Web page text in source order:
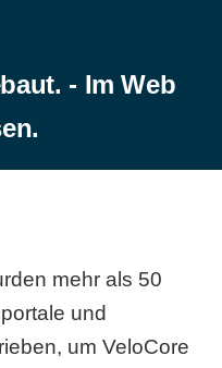
- Im Web
mehr als 50
und
um VeloCore